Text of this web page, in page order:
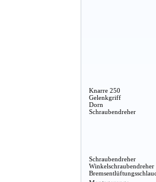
Knarre 250
Gelenkgriff
Dorn
Schraubendreher
Schraubendreher
Winkelschraubendreher